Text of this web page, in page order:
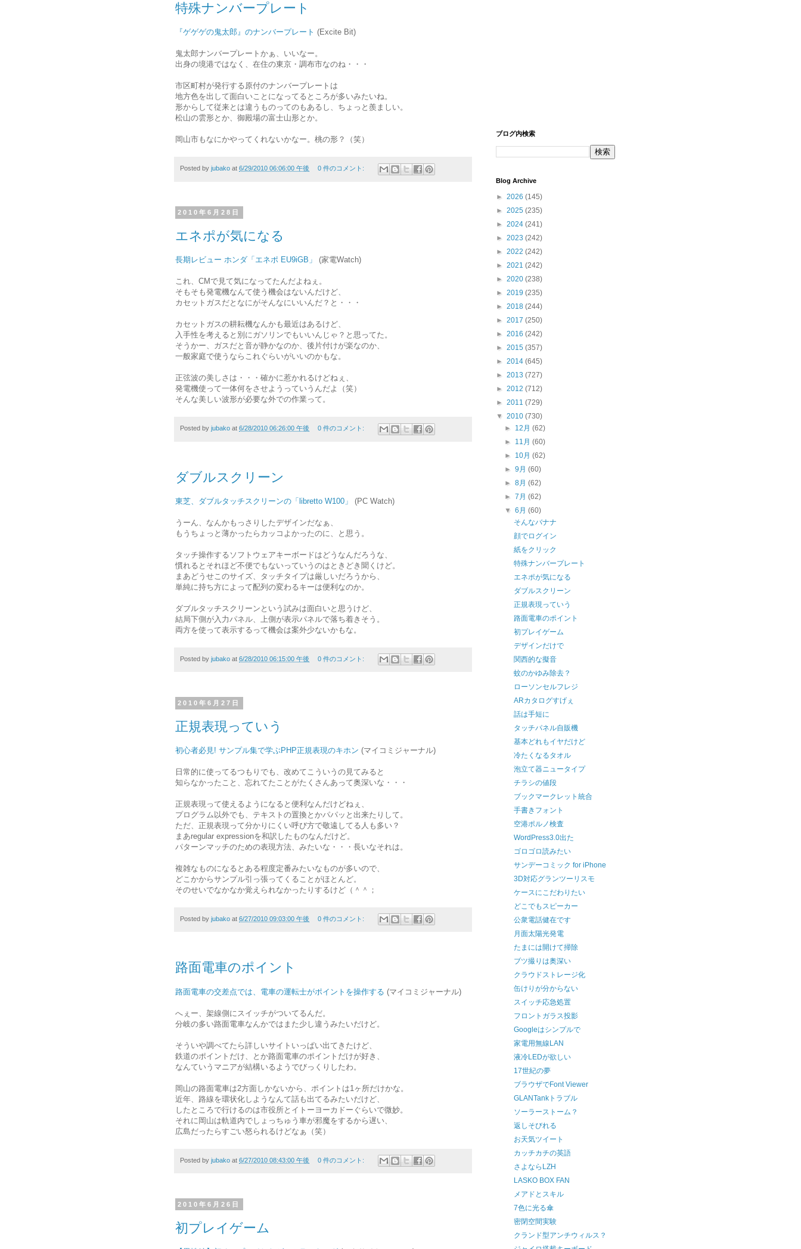
特殊ナンバープレート
『ゲゲゲの鬼太郎』のナンバープレート (Excite Bit)
鬼太郎ナンバープレートかぁ、いいなー。
出身の境港ではなく、在住の東京・調布市なのね・・・
市区町村が発行する原付のナンバープレートは
地方色を出して面白いことになってるところが多いみたいね。
形からして従来とは違うものってのもあるし、ちょっと羨ましい。
松山の雲形とか、御殿場の富士山形とか。
岡山市もなにかやってくれないかなー。桃の形？（笑）
Posted by jubako at 6/29/2010 06:06:00 午後 0 件のコメント:
2010年6月28日
エネポが気になる
長期レビュー ホンダ「エネポ EU9iGB」 (家電Watch)
これ、CMで見て気になってたんだよねぇ。
そもそも発電機なんて使う機会はないんだけど、
カセットガスだとなにがそんなにいいんだ？と・・・
カセットガスの耕耘機なんかも最近はあるけど、
入手性を考えると別にガソリンでもいいんじゃ？と思ってた。
そうかー、ガスだと音が静かなのか、後片付けが楽なのか、
一般家庭で使うならこれぐらいがいいのかもな。
正弦波の美しさは・・・確かに惹かれるけどねぇ、
発電機使って一体何をさせようっていうんだよ（笑）
そんな美しい波形が必要な外での作業って。
Posted by jubako at 6/28/2010 06:26:00 午後 0 件のコメント:
ダブルスクリーン
東芝、ダブルタッチスクリーンの「libretto W100」 (PC Watch)
うーん、なんかもっさりしたデザインだなぁ、
もうちょっと薄かったらカッコよかったのに、と思う。
タッチ操作するソフトウェアキーボードはどうなんだろうな、
慣れるとそれほど不便でもないっていうのはときどき聞くけど。
まあどうせこのサイズ、タッチタイプは厳しいだろうから、
単純に持ち方によって配列の変わるキーは便利なのか。
ダブルタッチスクリーンという試みは面白いと思うけど、
結局下側が入力パネル、上側が表示パネルで落ち着きそう。
両方を使って表示するって機会は案外少ないかもな。
Posted by jubako at 6/28/2010 06:15:00 午後 0 件のコメント:
2010年6月27日
正規表現っていう
初心者必見! サンプル集で学ぶPHP正規表現のキホン (マイコミジャーナル)
日常的に使ってるつもりでも、改めてこういうの見てみると
知らなかったこと、忘れてたことがたくさんあって奥深いな・・・
正規表現って使えるようになると便利なんだけどねぇ、
プログラム以外でも、テキストの置換とかパパッと出来たりして。
ただ、正規表現って分かりにくい呼び方で敬遠してる人も多い？
まあregular expressionを和訳したものなんだけど。
パターンマッチのための表現方法、みたいな・・・長いなそれは。
複雑なものになるとある程度定番みたいなものが多いので、
どこかからサンプル引っ張ってくることがほとんど。
そのせいでなかなか覚えられなかったりするけど（＾＾；
Posted by jubako at 6/27/2010 09:03:00 午後 0 件のコメント:
路面電車のポイント
路面電車の交差点では、電車の運転士がポイントを操作する (マイコミジャーナル)
へぇー、架線側にスイッチがついてるんだ。
分岐の多い路面電車なんかではまた少し違うみたいだけど。
そういや調べてたら詳しいサイトいっぱい出てきたけど、
鉄道のポイントだけ、とか路面電車のポイントだけが好き、
なんていうマニアが結構いるようでびっくりしたわ。
岡山の路面電車は2方面しかないから、ポイントは1ヶ所だけかな。
近年、路線を環状化しようなんて話も出てるみたいだけど、
したところで行けるのは市役所とイトーヨーカドーぐらいで微妙。
それに岡山は軌道内でしょっちゅう車が邪魔をするから遅い、
広島だったらすごい怒られるけどなぁ（笑）
Posted by jubako at 6/27/2010 08:43:00 午後 0 件のコメント:
2010年6月26日
初プレイゲーム
ブログ内検索
Blog Archive
► 2026 (145)
► 2025 (235)
► 2024 (241)
► 2023 (242)
► 2022 (242)
► 2021 (242)
► 2020 (238)
► 2019 (235)
► 2018 (244)
► 2017 (250)
► 2016 (242)
► 2015 (357)
► 2014 (645)
► 2013 (727)
► 2012 (712)
► 2011 (729)
▼ 2010 (730)
► 12月(62)
► 11月(60)
► 10月(62)
►9月(60)
►8月(62)
►7月(62)
▼6月(60)
そんなバナナ
顔でログイン
紙をクリック
特殊ナンバープレート
エネポが気になる
ダブルスクリーン
正規表現っていう
路面電車のポイント
初プレイゲーム
デザインだけで
関西的な擬音
蚊のかゆみ除去？
ローソンセルフレジ
ARカタログすげぇ
話は手短に
タッチパネル自販機
基本どれもイヤだけど
冷たくなるタオル
泡立て器ニュータイプ
チラシの値段
ブックマークレット統合
手書きフォント
空港ポルノ検査
WordPress3.0出た
ゴロゴロ読みたい
サンデーコミック for iPhone
3D対応グランツーリスモ
ケースにこだわりたい
どこでもスピーカー
公衆電話健在です
月面太陽光発電
たまには開けて掃除
ブツ撮りは奥深い
クラウドストレージ化
缶けりが分からない
スイッチ応急処置
フロントガラス投影
Googleはシンプルで
家電用無線LAN
液冷LEDが欲しい
17世紀の夢
ブラウザでFont Viewer
GLANTankトラブル
ソーラーストーム？
返しそびれる
お天気ツイート
カッチカチの英語
さよならLZH
LASKO BOX FAN
メアドとスキル
7色に光る傘
密閉空間実験
クランド型アンチウィルス？